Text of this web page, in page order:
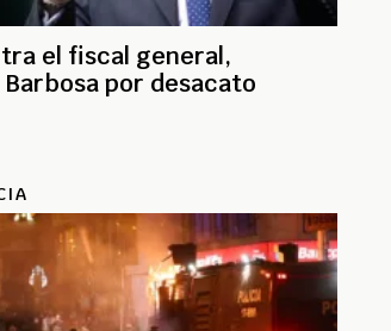
el fiscal general,
por desacato